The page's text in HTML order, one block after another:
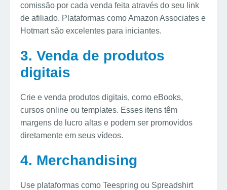
comissão por cada venda feita através do seu link
de afiliado. Plataformas como Amazon Associates e
Hotmart são excelentes para iniciantes.
3. Venda de produtos
digitais
Crie e venda produtos digitais, como eBooks,
cursos online ou templates. Esses itens têm
margens de lucro altas e podem ser promovidos
diretamente em seus vídeos.
4. Merchandising
Use plataformas como Teespring ou Spreadshirt